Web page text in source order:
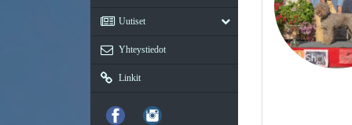
Uutiset
Yhteystiedot
Linkit